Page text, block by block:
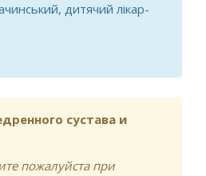
дитячий лікар-
сколіозу у
сустава и
пожалуйста при